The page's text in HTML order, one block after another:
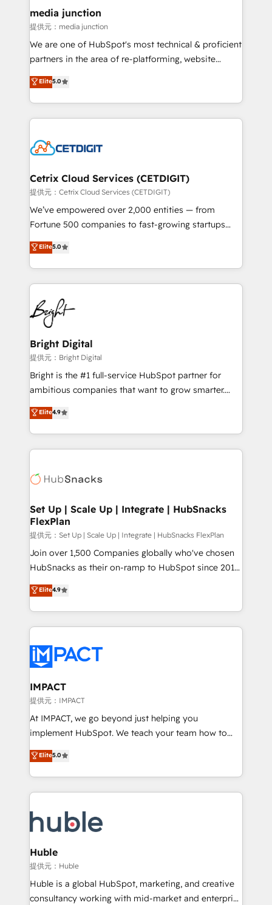
Mexico, USA, and Portugal—we've executed over a
hundred successful operations. Our approach,
rooted in RevOps principles, integrates analysis,
training, planning, and qualification. Leveraging
inbound marketing tactics, we focus on
understanding, nurturing, and converting leads.
competitive market.
media junction
提供元：media junction
We are one of HubSpot's most technical & proficient
partners in the area of re-platforming, website
design & development. We specialize in multi-hub
implementations for mid-market & enterprise
companies. We are woman-owned, powered by
coffee, and we ❤️ dogs. We produce award-winning
Impact Award 🏆2022 Technical Expertise Impact
Award 🏆2020 Elite Solutions Partner 🏆2019
Integrations HubSpot Impact Award 🏆2019
Marketing Enablement HubSpot Impact Award 🏆
2018 Website Design HubSpot Impact Award 🏆2017
Growth-Driven Design Agency of the Year 🏆2016
Sales Enablement HubSpot Impact Award 🏆2015
HubSpot COS Performance Award 🏆2014 HubSpot
COS Design Award 🏆2013 HubSpot Marketplace
Partner 📆Founded in 1997
Elite5.0
Cetrix Cloud Services (CETDIGIT)
提供元：Cetrix Cloud Services (CETDIGIT)
We’ve empowered over 2,000 entities — from
Fortune 500 companies to fast-growing startups
and nonprofits — to streamline operations, scale
revenue, and unlock the full potential of HubSpot.
With deep technical and industry expertise, we fuse
automation, integration, and AI innovation to deliver
lasting impact. We specialize in: • Turnkey and end-
to-end HubSpot implementations • Onboarding for
Sales, Service, Marketing & Content Hubs • AI voice
and chat agents, predictive automation, and smart
workflows • Salesforce + HubSpot integration •
RevOps and AI-driven sales enablement • Website
design and CMS development • ERP integration: SAP,
and CRM migration from any platform •
Client/member portals built on HubSpot • Custom
WooCommerce, BuilderTrend, and more Experience
the difference — reach out to see how AI + HubSpot
Elite5.0
Bright Digital
提供元：Bright Digital
Bright is the #1 full-service HubSpot partner for
ambitious companies that want to grow smarter.
From HubSpot onboarding, to training, from
developing a new website to lead generation and
digital marketing; we do it all (and with great
results)! In short, our services include: - HubSpot
HubSpot development: websites, custom modules,
marketing, advertising, campaigns, content and
design We connect people, data and technology to
improve customer experiences. With our bright
people, exciting ideas and can-do mentality, we
ensure revenue growth on a daily basis. So tell us
team of 100+ experts is ready for you! Driving digital
growth | www.brightdigital.com
Elite4.9
Set Up | Scale Up | Integrate | HubSnacks
FlexPlan
提供元：Set Up | Scale Up | Integrate | HubSnacks FlexPlan
Join over 1,500 Companies globally who've chosen
HubSnacks as their on-ramp to HubSpot since 2014
Simple pay-as-you-go plans that accelerate value...
1️⃣ Set Up | Onboarding New or Check-fixing existing
HubSpot portals 2️⃣ Scale Up | 100% HubSpot Task
Execution... Global 24/7 ... All Experts 3️⃣ Integrate |
Slash months from your API Integration project... ⬅️
Click "Contact Business" ⬅️ to access 150+ Kickstart
Integration templates that put HubSpot in the center
of your tech stack, syncing... 🛍️ Shopify or
WooCommerce 💲 Stripe or Paypal 💰 Sage or
Netsuite 🤖 Google or Microsoft ✍️ DocuSign or
the rare Advanced "Custom Integrations"
Accreditation, securely sync data across... 🔄 any
new HubSpot portal with Advanced Website and
CRM Migrations using our in-house "HubScrub" Tool.
Elite4.9
IMPACT
提供元：IMPACT
At IMPACT, we go beyond just helping you
implement HubSpot. We teach your team how to
master it. As the creators of the Endless Customers
System™ (the next evolution of They Ask, You
Answer), we’re the only HubSpot partner built
entirely around coaching and training. That means
skills, processes, and internal team you need to
attract the right buyers, close deals faster, and grow
without outside dependencies. You’ll learn how to: •
Set up, audit, and organize your HubSpot portal •
Get your sales team fully using HubSpot • Track
pipeline and revenue across the entire buyer journey
Elite5.0
Huble
提供元：Huble
Huble is a global HubSpot, marketing, and creative
consultancy working with mid-market and enterprise